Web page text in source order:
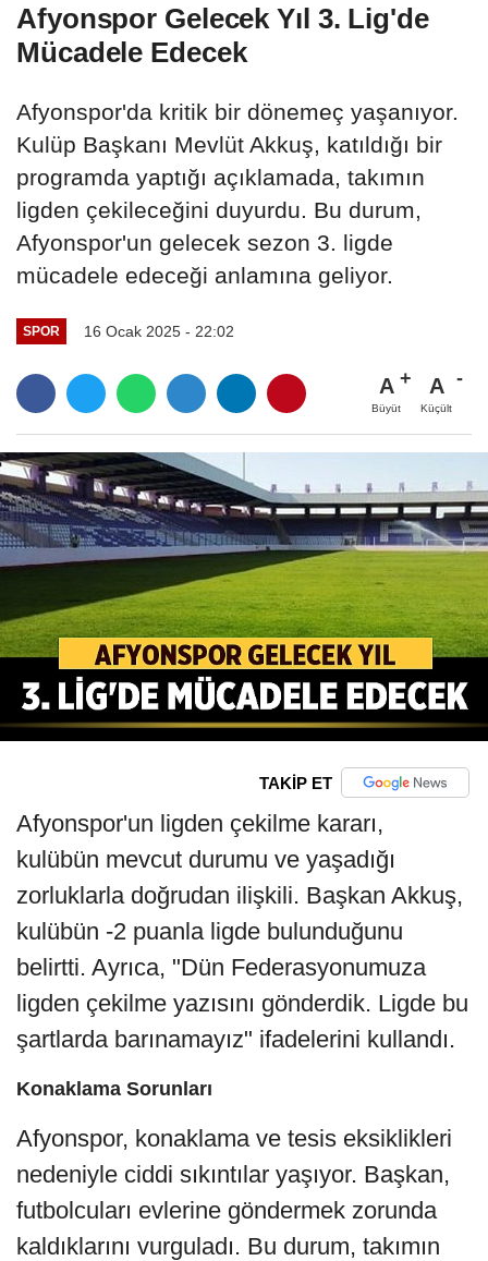
Afyonspor Gelecek Yıl 3. Lig'de
Mücadele Edecek
Afyonspor'da kritik bir dönemeç yaşanıyor.
Kulüp Başkanı Mevlüt Akkuş, katıldığı bir
programda yaptığı açıklamada, takımın
ligden çekileceğini duyurdu. Bu durum,
Afyonspor'un gelecek sezon 3. ligde
mücadele edeceği anlamına geliyor.
SPOR 16 Ocak 2025 - 22:02
A
Büyüt
A
Küçült
TAKİP ET
Afyonspor'un ligden çekilme kararı,
kulübün mevcut durumu ve yaşadığı
zorluklarla doğrudan ilişkili. Başkan Akkuş,
kulübün -2 puanla ligde bulunduğunu
belirtti. Ayrıca, "Dün Federasyonumuza
ligden çekilme yazısını gönderdik. Ligde bu
şartlarda barınamayız" ifadelerini kullandı.
Konaklama Sorunları
Afyonspor, konaklama ve tesis eksiklikleri
nedeniyle ciddi sıkıntılar yaşıyor. Başkan,
futbolcuları evlerine göndermek zorunda
kaldıklarını vurguladı. Bu durum, takımın